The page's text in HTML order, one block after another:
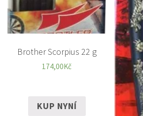
Brother Scorpius 22 g
174,00Kč
KUP NYNÍ